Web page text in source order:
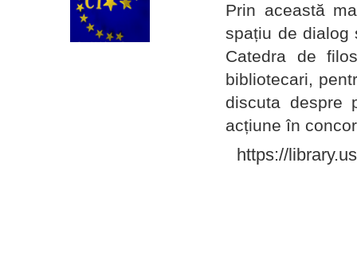
Prin această
spațiu de dialog
Catedra de
bibliotecari,
discuta despre
acțiune în
https://